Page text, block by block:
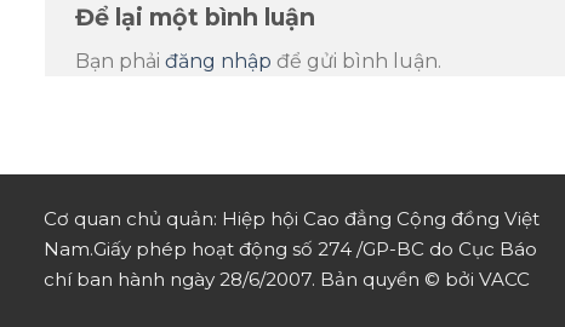
Để lại một bình luận
Bạn phải đăng nhập để gửi bình luận.
Cơ quan chủ quản: Hiệp hội Cao đẳng Cộng đồng Việt
Nam.Giấy phép hoạt động số 274 /GP-BC do Cục Báo
chí ban hành ngày 28/6/2007. Bản quyền © bởi VACC